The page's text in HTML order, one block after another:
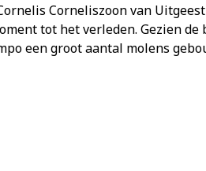
Corneliszoon van
tot het verleden. Gezien
een groot aantal molens